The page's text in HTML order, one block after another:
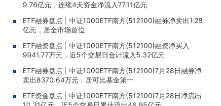
9.76亿元，连续4天资金净流入77.11亿元
ETF融券盘点 | 中证1000ETF南方(512100)融券净卖出1.28
亿元，居全市场首位
ETF融资盘点 | 中证1000ETF南方(512100)融资净买入
9941.77万元，近5个交易日合计流入5.32亿元
ETF融券盘点 | 中证1000ETF南方(512100)7月28日融券净
卖出8370.64万元，居可比基金第一
ETF资金盘点 | 中证1000ETF南方(512100)7月28日净流出